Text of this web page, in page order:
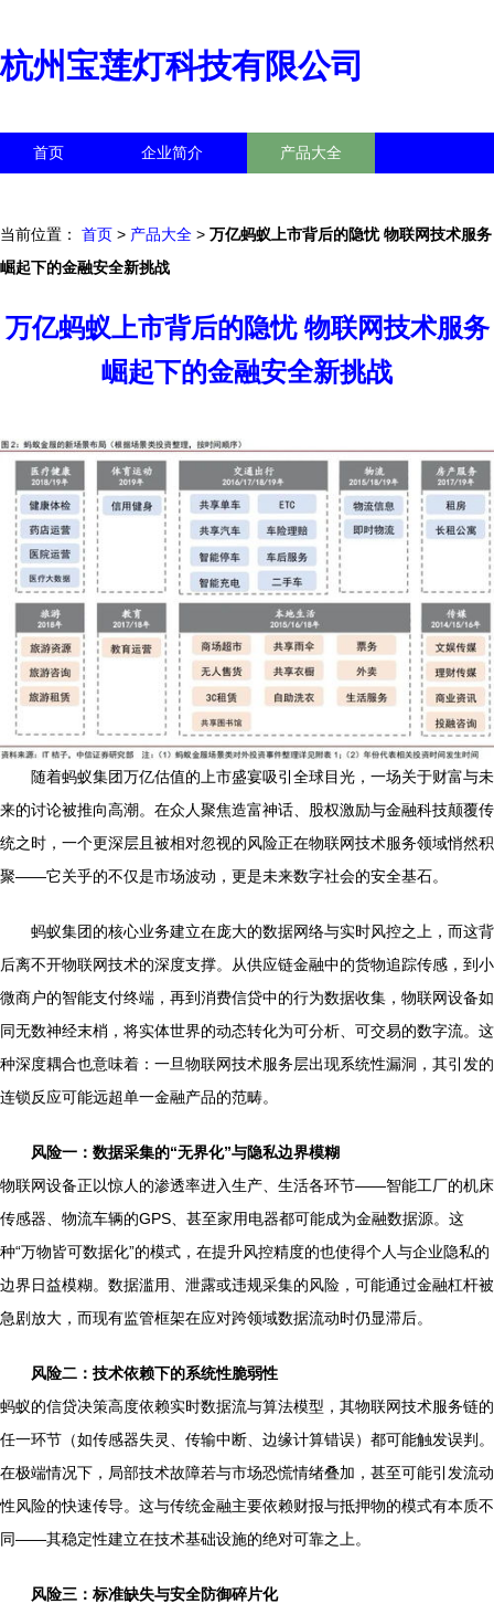
杭州宝莲灯科技有限公司
首页 企业简介 产品大全
当前位置： 首页 > 产品大全 > 万亿蚂蚁上市背后的隐忧 物联网技术服务
崛起下的金融安全新挑战
万亿蚂蚁上市背后的隐忧 物联网技术服务
崛起下的金融安全新挑战
随着蚂蚁集团万亿估值的上市盛宴吸引全球目光，一场关于财富与未
来的讨论被推向高潮。在众人聚焦造富神话、股权激励与金融科技颠覆传
统之时，一个更深层且被相对忽视的风险正在物联网技术服务领域悄然积
聚——它关乎的不仅是市场波动，更是未来数字社会的安全基石。
蚂蚁集团的核心业务建立在庞大的数据网络与实时风控之上，而这背
后离不开物联网技术的深度支撑。从供应链金融中的货物追踪传感，到小
微商户的智能支付终端，再到消费信贷中的行为数据收集，物联网设备如
同无数神经末梢，将实体世界的动态转化为可分析、可交易的数字流。这
种深度耦合也意味着：一旦物联网技术服务层出现系统性漏洞，其引发的
连锁反应可能远超单一金融产品的范畴。
风险一：数据采集的“无界化”与隐私边界模糊
物联网设备正以惊人的渗透率进入生产、生活各环节——智能工厂的机床
传感器、物流车辆的GPS、甚至家用电器都可能成为金融数据源。这
种“万物皆可数据化”的模式，在提升风控精度的也使得个人与企业隐私的
边界日益模糊。数据滥用、泄露或违规采集的风险，可能通过金融杠杆被
急剧放大，而现有监管框架在应对跨领域数据流动时仍显滞后。
风险二：技术依赖下的系统性脆弱性
蚂蚁的信贷决策高度依赖实时数据流与算法模型，其物联网技术服务链的
任一环节（如传感器失灵、传输中断、边缘计算错误）都可能触发误判。
在极端情况下，局部技术故障若与市场恐慌情绪叠加，甚至可能引发流动
性风险的快速传导。这与传统金融主要依赖财报与抵押物的模式有本质不
同——其稳定性建立在技术基础设施的绝对可靠之上。
风险三：标准缺失与安全防御碎片化